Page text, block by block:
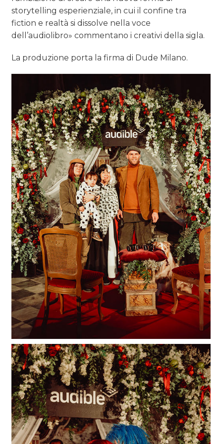
storytelling esperienziale, in cui il confine tra
fiction e realtà si dissolve nella voce
dell’audiolibro» commentano i creativi della sigla.
La produzione porta la firma di Dude Milano.